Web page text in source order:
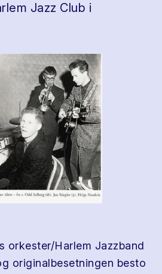
Jazz Club i
orkester/Harlem Jazzband
originalbesetningen besto